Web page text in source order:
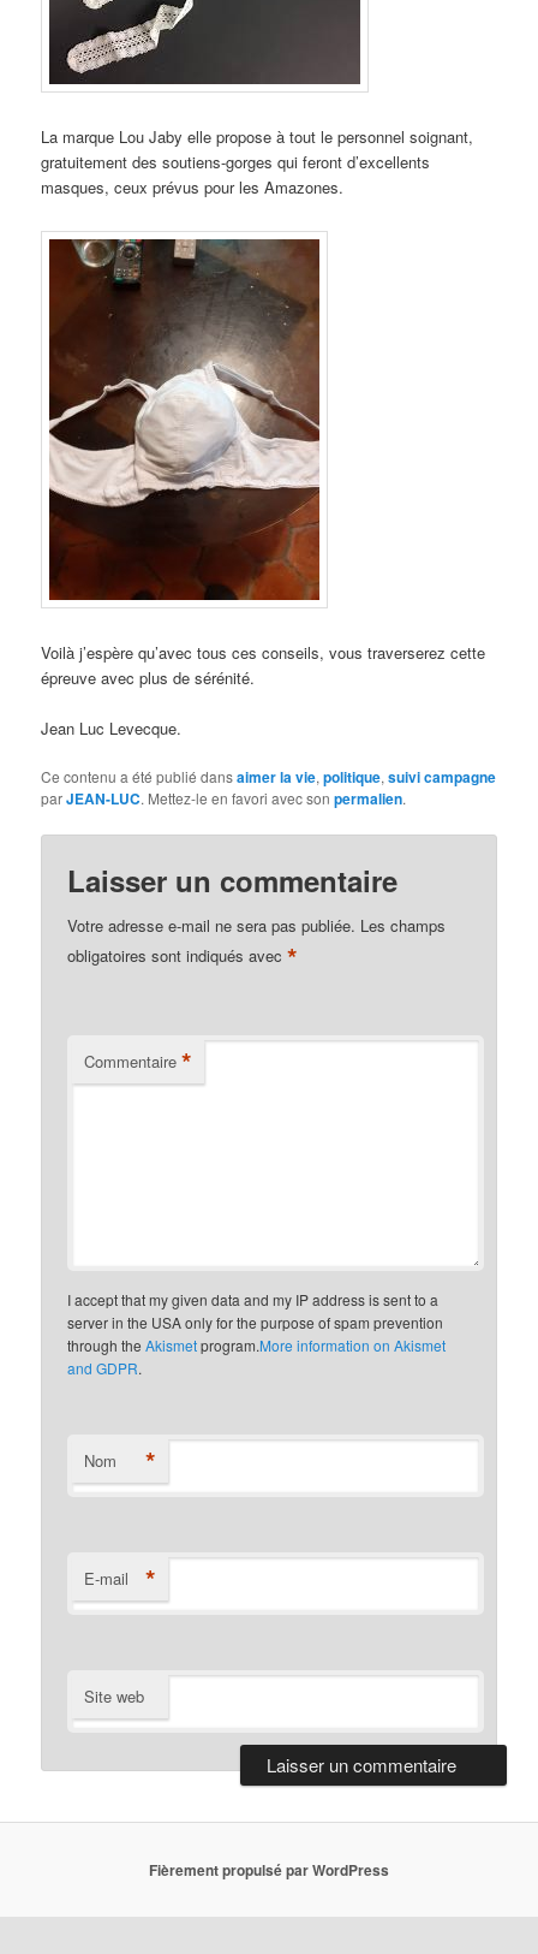
La marque Lou Jaby elle propose à tout le personnel soignant,
gratuitement des soutiens-gorges qui feront d’excellents
masques, ceux prévus pour les Amazones.
Voilà j’espère qu’avec tous ces conseils, vous traverserez cette
épreuve avec plus de sérénité.
Jean Luc Levecque.
Ce contenu a été publié dansaimer la vie,politique,suivi campagne
parJEAN-LUC. Mettez-le en favori avec sonpermalien.
Laisser un commentaire
Votre adresse e-mail ne sera pas publiée. Les champs
obligatoires sont indiqués avec*
Commentaire *
I accept that my given data and my IP address is sent to a
server in the USA only for the purpose of spam prevention
through theAkismetprogram.More information on Akismet
and GDPR.
Nom *
E-mail *
Site web
Fièrement propulsé par WordPress